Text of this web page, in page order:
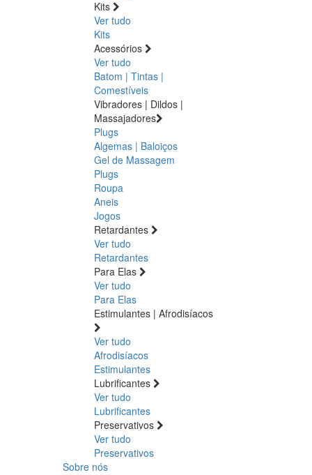
Kits
Ver tudo
Kits
Acessórios
Ver tudo
Batom | Tintas |
Comestíveis
Vibradores | Dildos |
Massajadores
Plugs
Algemas | Baloiços
Gel de Massagem
Plugs
Roupa
Aneis
Jogos
Retardantes
Ver tudo
Retardantes
Para Elas
Ver tudo
Para Elas
Estimulantes | Afrodisíacos
Ver tudo
Afrodisíacos
Estimulantes
Lubrificantes
Ver tudo
Lubrificantes
Preservativos
Ver tudo
Preservativos
Sobre nós